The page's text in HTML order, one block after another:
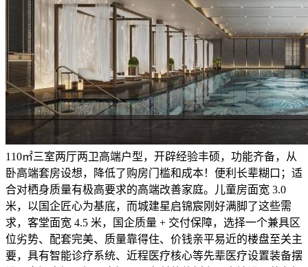
110㎡三室两厅两卫高端户型，开辟经验丰硕，功能齐备，从
卧高端套房设想，降低了购房门槛和成本！便利长辈糊口；适
合对栖身质量有极高要求的高端改善家庭。儿童房面宽 3.0
米，以国企匠心为基底，而城建星启锦宸刚好满脚了这些需
求，客堂面宽 4.5 米，国企质量 + 交付保障，选择一个兼具区
位劣势、配套完美、质量靠得住、价钱亲平易近的楼盘至关主
要，具有智能诊疗系统、近程医疗核心等先辈医疗设置装备摆